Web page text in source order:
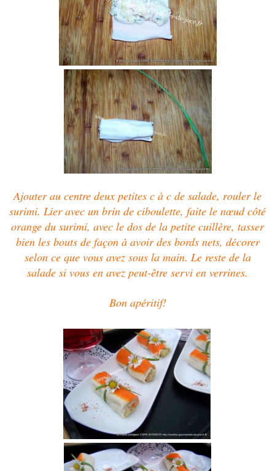
Ajouter au centre deux petites c à c de salade, rouler le
surimi. Lier avec un brin de ciboulette, faite le nœudcôté
orange du surimi, avec le dos de la petite cuillère, tasser
bien les bouts de façon à avoir des bords nets, décorer
selon ce que vous avez sous la main. Le reste de la
salade si vous en avez peut-être servi en verrines.
Bon apéritif!